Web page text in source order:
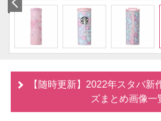
【随時更新】2022年スタバ新
ズまとめ画像一